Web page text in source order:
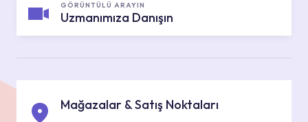
GÖRÜNTÜLÜ ARAYIN
Uzmanımıza Danışın
Mağazalar & Satış Noktaları